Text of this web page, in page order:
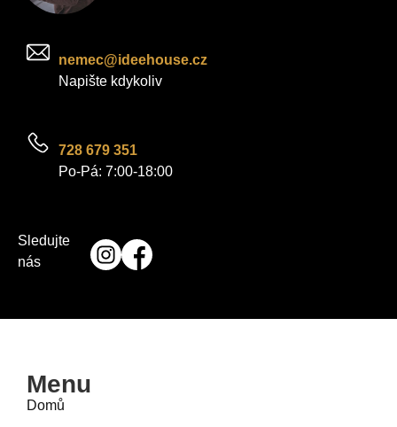
nemec@ideehouse.cz
Napište kdykoliv
728 679 351
Po-Pá: 7:00-18:00
Sledujte
nás
Menu
Domů